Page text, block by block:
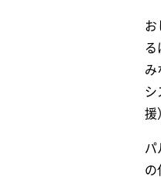
お
る
み
シ
援
パ
の